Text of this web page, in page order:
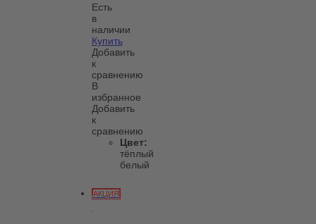
Есть
в
наличии
Купить
Добавить
к
сравнению
В
избранное
Добавить
к
сравнению
Цвет:
тёплый
белый
АКЦИЯ